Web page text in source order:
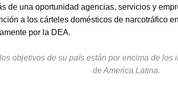
de una oportunidad agencias, servicios y
a los cárteles domésticos de narcotráfico
por la DEA.
objetivos de su país están por encima de
de America Latina.